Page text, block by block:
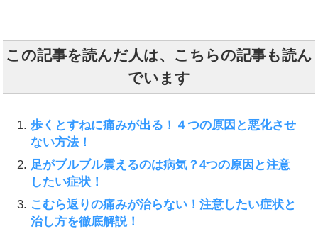
この記事を読んだ人は、こちらの記事も読ん
でいます
歩くとすねに痛みが出る！４つの原因と悪化させ
ない方法！
足がブルブル震えるのは病気？4つの原因と注意
したい症状！
こむら返りの痛みが治らない！注意したい症状と
治し方を徹底解説！